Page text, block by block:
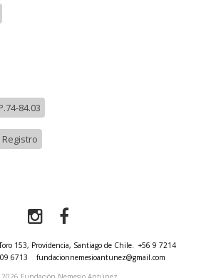
84.03
153, Providencia, Santiago de Chile.
+56 9 7214
6713
fundacionnemesioantunez@gmail.com